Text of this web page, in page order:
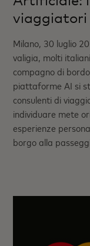
Milano, 30 luglio
valigia, molti
compagno di
piattaforme AI si
consulenti di
individuare mete
esperienze
borgo alla